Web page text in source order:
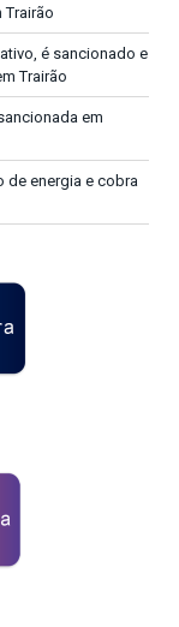
Trairão
é sancionado e
Trairão
em
de energia e cobra